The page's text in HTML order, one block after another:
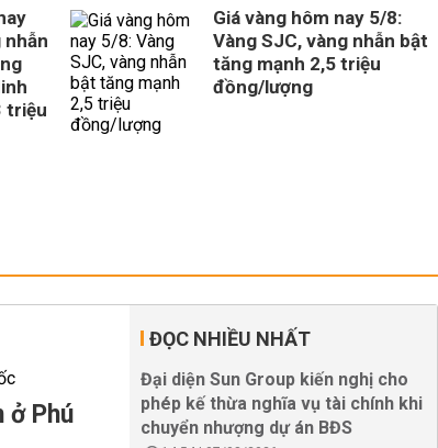
nhẫn
triệu
Giá vàng hôm nay 5/8:
Vàng SJC, vàng nhẫn bật
tăng mạnh 2,5 triệu
đồng/lượng
ở Phú
ĐỌC NHIỀU NHẤT
Đại diện Sun Group kiến nghị cho
phép kế thừa nghĩa vụ tài chính khi
chuyển nhượng dự án BĐS